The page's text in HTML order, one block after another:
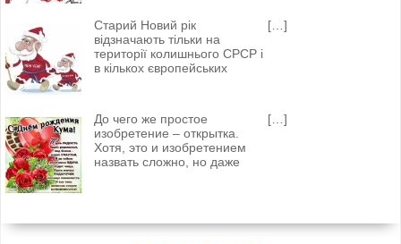
Старий Новий рік
відзначають тільки на
території колишнього СРСР і
в кількох європейських
[…]
До чего же простое
изобретение – открытка.
Хотя, это и изобретением
назвать сложно, но даже
[…]